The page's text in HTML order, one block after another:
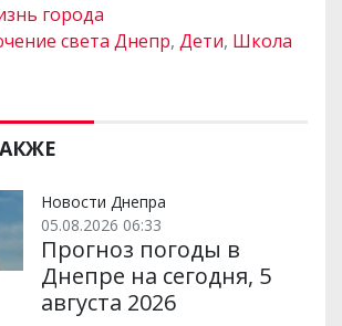
города
света Днепр, Дети, Школа
Новости Днепра
05.08.2026 06:33
Прогноз погоды в
Днепре на сегодня, 5
августа 2026